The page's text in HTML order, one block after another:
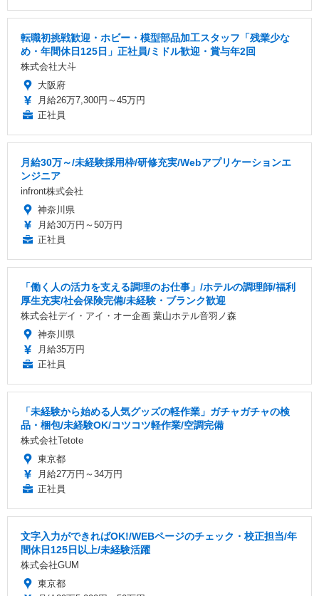
転職初挑戦歓迎・ホビー・模型部品加工スタッフ「残業少な
め・年間休日125日」正社員/ミドル歓迎・賞与年2回
株式会社大斗
大阪府
月給26万7,300円～45万円
正社員
月給30万～/未経験採用枠/研修充実/Webアプリケーションエ
ンジニア
infront株式会社
神奈川県
月給30万円～50万円
正社員
「働く人の活力を支える調理のお仕事」/ホテルの調理師/福利
厚生充実/社会保険完備/未経験・ブランク歓迎
株式会社デイ・アイ・オー企画 葉山ホテル音羽ノ森
神奈川県
月給35万円
正社員
「未経験から始める人気グッズの軽作業」ガチャガチャの検
品・梱包/未経験OK/コツコツ軽作業/空調完備
株式会社Tetote
東京都
月給27万円～34万円
正社員
文字入力ができればOK!/WEBページのチェック・校正担当/年
間休日125日以上/未経験活躍
株式会社GUM
東京都